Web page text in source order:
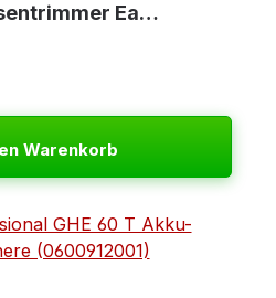
Ea…
Warenkorb